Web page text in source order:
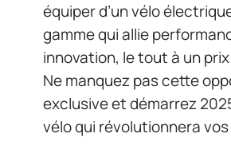
équiper d’un vélo
gamme qui allie
innovation, le tout à un
Ne manquez pas cette
exclusive et démarrez
vélo qui révolutionnera